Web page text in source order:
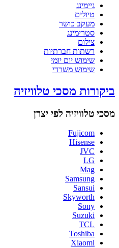
גיימינג
טיולים
מעקב כושר
סטרימינג
צילום
רשתות חברתיות
שימוש יום יומי
שימוש משרדי
ביקורות מסכי טלוויזיה
מסכי טלוויזיה לפי יצרן
Fujicom
Hisense
JVC
LG
Mag
Samsung
Sansui
Skyworth
Sony
Suzuki
TCL
Toshiba
Xiaomi